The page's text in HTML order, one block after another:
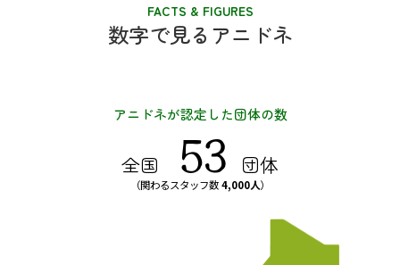
FACTS & FIGURES
数字で見るアニドネ
アニドネが認定した団体の数
全国 53 団体
（関わるスタッフ数4,000人）